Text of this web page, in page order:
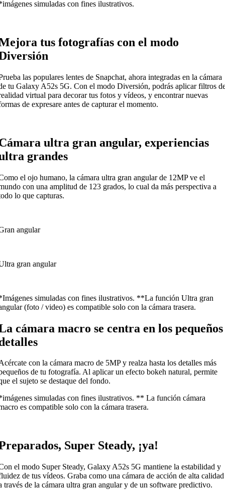
simuladas con fines ilustrativos.
tus fotografías con el modo
las populares lentes de Snapchat, ahora integradas en la cámara
tu Galaxy A52s 5G. Con el modo Diversión, podrás aplicar filtros
virtual para decorar tus fotos y vídeos, y encontrar nuevas
de expresare antes de capturar el momento.
ultra gran angular, experiencias
grandes
el ojo humano, la cámara ultra gran angular de 12MP ve el
con una amplitud de 123 grados, lo cual da más perspectiva a
lo que capturas.
angular
gran angular
simuladas con fines ilustrativos. **La función Ultra gran
(foto / video) es compatible solo con la cámara trasera.
cámara macro se centra en los pequeños
con la cámara macro de 5MP y realza hasta los detalles más
de tu fotografía. Al aplicar un efecto bokeh natural, permite
el sujeto se destaque del fondo.
simuladas con fines ilustrativos. ** La función cámara
es compatible solo con la cámara trasera.
Super Steady, ¡ya!
el modo Super Steady, Galaxy A52s 5G mantiene la estabilidad y
de tus vídeos. Graba como una cámara de acción de alta calidad
través de la cámara ultra gran angular y de un software predictivo.